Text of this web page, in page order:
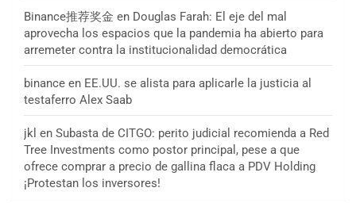
Binance推荐奖金 en Douglas Farah: El eje del mal
aprovecha los espacios que la pandemia ha abierto para
arremeter contra la institucionalidad democrática
binance en EE.UU. se alista para aplicarle la justicia al
testaferro Alex Saab
jkl en Subasta de CITGO: perito judicial recomienda a Red
Tree Investments como postor principal, pese a que
ofrece comprar a precio de gallina flaca a PDV Holding
¡Protestan los inversores!